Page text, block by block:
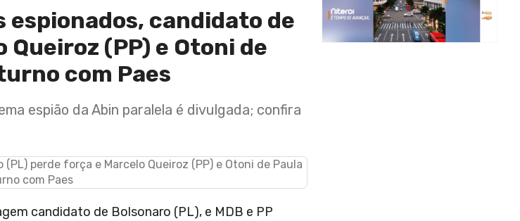
espionados, candidato de
(PP) e Otoni de
com Paes
espião da Abin paralela é divulgada; confira
candidato de Bolsonaro (PL), e MDB e PP